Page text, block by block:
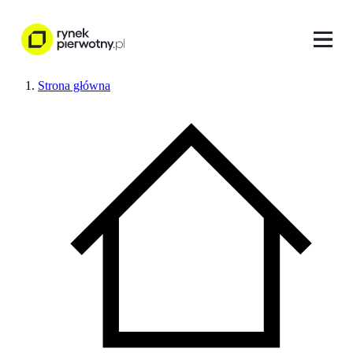
Strona główna